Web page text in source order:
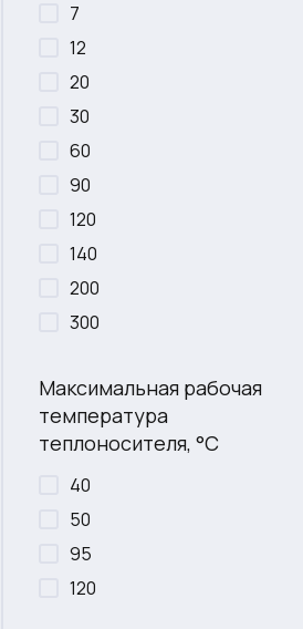
7
12
20
30
60
90
120
140
200
300
Максимальная рабочая
температура
теплоносителя, °С
40
50
95
120